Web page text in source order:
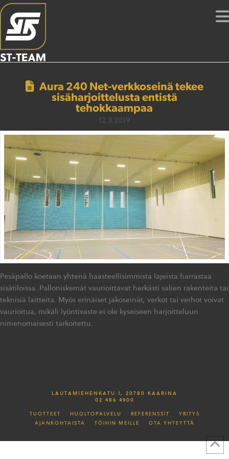
Aura 240 Net-verkkoseinä tekee
sisäharjoittelusta entistä
tehokkaampaa
Pesäpallo koetaan yhtenä haasteellisimmista lajeista harrastaa
sisätiloissa. Palloniskemät vaurioittavat herkästi salien rakenteita tai
teknisiä laitteita. Myös erinäiset jakoseinät, verkot tai verhot voivat
vaurioitua, mikäli lyöntivaste ei ole kyseiseen harjoitteluun
nimenomaisesti tarkoitettu.
LAUTAMIEHENKATU 1, 20780 KAARINA
02 486 4900
TUOTTEET HUOLTOPALVELU REFERENSSIT
YRITYS
AJANKOHTAISTA
TÖIHIN MEILLE OTA YHTEYTTÄ